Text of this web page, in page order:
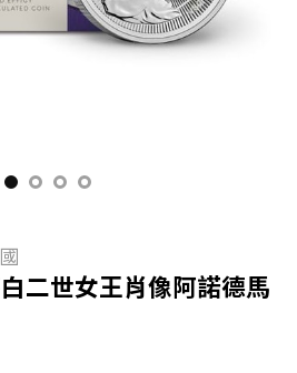
二世女王肖像阿諾德馬